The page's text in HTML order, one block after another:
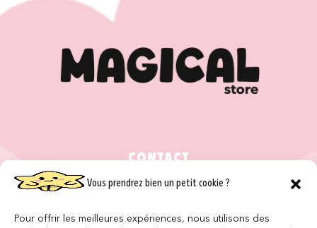
Vous prendrez bien un petit cookie ?
Pour offrir les meilleures expériences, nous utilisons des
CONTACT
NOS MAGASINS
QUI SOMMES NOUS ?